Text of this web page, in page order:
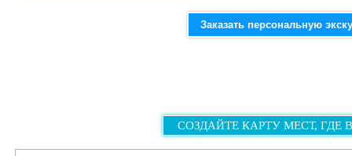
Заказать персональную
СОЗДАЙТЕ КАРТУ МЕСТ, ГДЕ